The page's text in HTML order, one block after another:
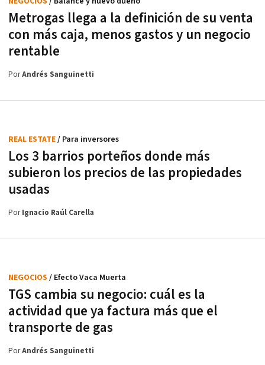
Metrogas llega a la definición de su venta
con más caja, menos gastos y un negocio
rentable
PorAndrés Sanguinetti
Los 3 barrios porteños donde más
subieron los precios de las propiedades
usadas
REAL ESTATE/ Para inversores
PorIgnacio Raúl Carella
TGS cambia su negocio: cuál es la
actividad que ya factura más que el
transporte de gas
NEGOCIOS / Efecto Vaca Muerta
PorAndrés Sanguinetti